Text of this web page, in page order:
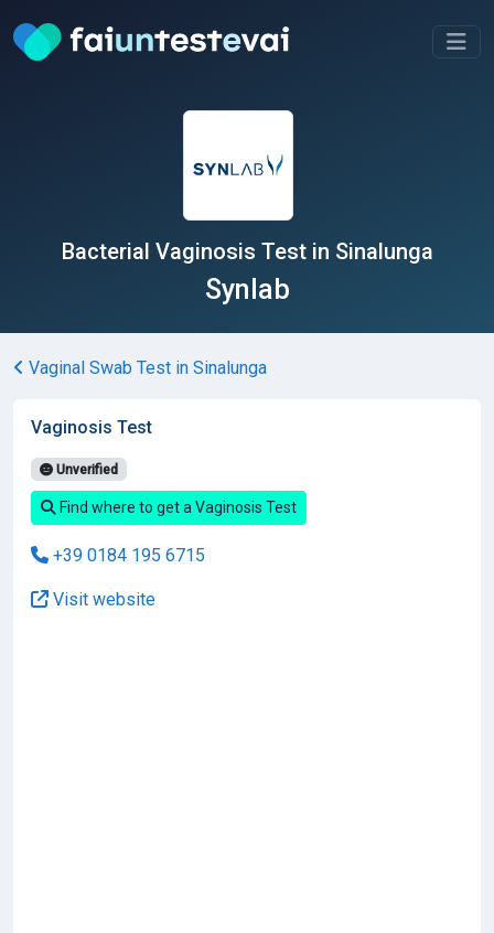
Bacterial Vaginosis Test in Sinalunga
Synlab
Vaginal Swab Test in Sinalunga
Vaginosis Test
Unverified
Find where to get a Vaginosis Test
+39 0184 195 6715
Visit website